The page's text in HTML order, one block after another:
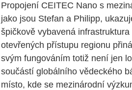
Propojení CEITEC Nano s
jako jsou Stefan a Philipp,
špičkově vybavená
otevřených přístupu regionu
svým fungováním totiž není jen
součástí globálního vědeckého
místo, kde se mezinárodní